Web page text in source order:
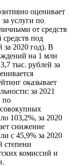
оценивает
услуги по
от средств
под
за 2020 год). В
на 1 млн
тыс. рублей за
оказывает
за 2021
по
103,2%, за 2020
снижение
с 45,9% за 2020
степени
комиссий и